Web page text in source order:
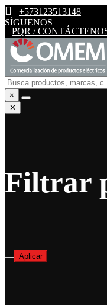
+573123513148
SÍGUENOS
PQR /
×
✕
Filtrar
— Aplicar